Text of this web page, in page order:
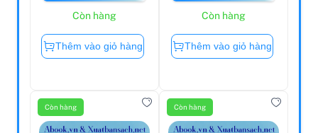
Còn hàng
Thêm vào giỏ hàng
Còn hàng
Thêm vào giỏ hàng
Còn hàng Còn hàng